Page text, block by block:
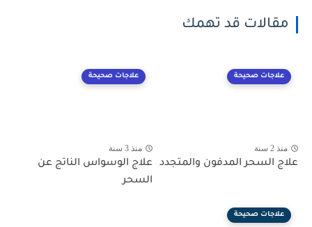
مقالات قد تهمك
علاجات صحيحة
منذ 2 سنة
علاج السحر المدفون والمتجدد
علاجات صحيحة
منذ 3 سنة
علاج الوسواس الناتج عن
السحر
علاجات صحيحة